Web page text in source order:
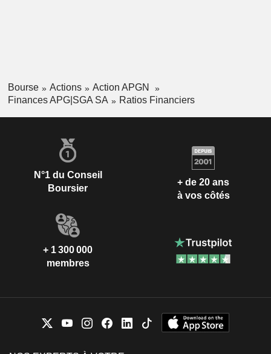
Bourse Actions
Action APGN
Finances APG|SGA SA
Ratios Financiers
N°1 du Conseil
Boursier
+ de 20 ans
à vos côtés
+ 1 300 000
membres